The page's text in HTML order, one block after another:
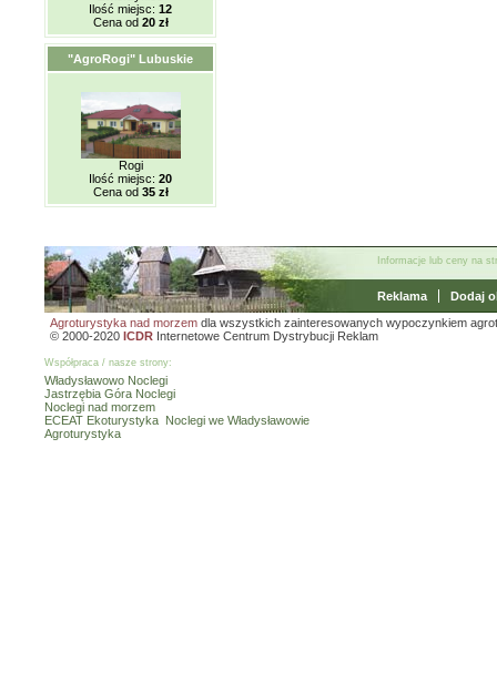
Ilość miejsc: 12
Cena od 20 zł
"AgroRogi" Lubuskie
Rogi
Ilość miejsc: 20
Cena od 35 zł
Informacje lub ceny na
Reklama
Dodaj
Agroturystyka nad morzem dla wszystkich zainteresowanych wypoczynkiem
© 2000-2020 ICDR Internetowe Centrum Dystrybucji Reklam
Współpraca / nasze strony:
Władysławowo Noclegi
Jastrzębia Góra Noclegi
Noclegi nad morzem
ECEAT Ekoturystyka Noclegi we Władysławowie
Agroturystyka